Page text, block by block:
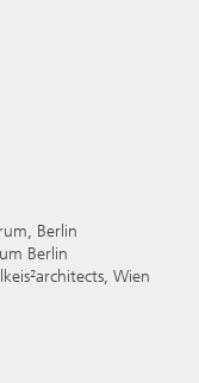
Berlin
Berlin
Wien